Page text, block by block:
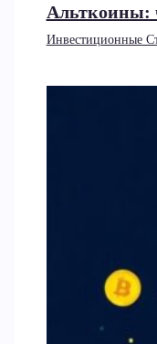
Альткоины:
Инвестиционные